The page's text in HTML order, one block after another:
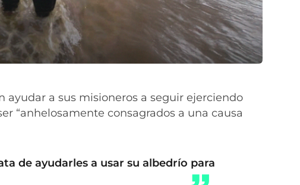
ayudar a sus misioneros a seguir ejerciendo
“anhelosamente consagrados a una causa
de ayudarles a usar su albedrío para